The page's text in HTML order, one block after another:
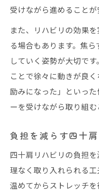
受けながら進めることが
また、リハビリの効果
る場合もあります。焦
していく姿勢が大切で
ことで徐々に動きが良
励みになった」といっ
ーを受けながら取り組む
負担を減らす四十
四十肩リハビリの負担
理なく取り入れられる
温めてからストレッチ